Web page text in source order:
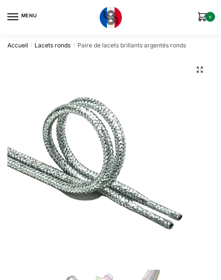
MENU 0
Accueil / Lacets ronds / Paire de lacets brillants argentés ronds